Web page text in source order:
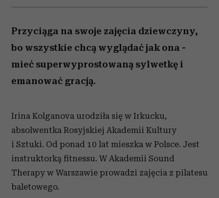
Przyciąga na swoje zajęcia dziewczyny,
bo wszystkie chcą wyglądać jak ona -
mieć superwyprostowaną sylwetkę i
emanować gracją.
Irina Kolganova urodziła się w Irkucku,
absolwentka Rosyjskiej Akademii Kultury
i Sztuki. Od ponad 10 lat mieszka w Polsce. Jest
instruktorką fitnessu. W Akademii Sound
Therapy w Warszawie prowadzi zajęcia z pilatesu
baletowego.